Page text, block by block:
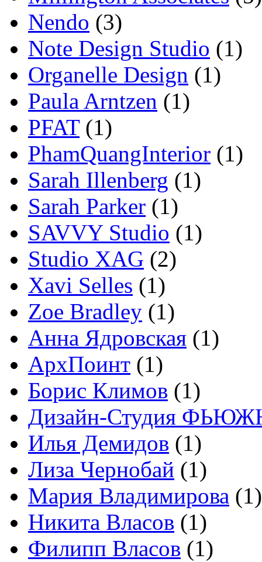
Nendo (3)
Note Design Studio (1)
Organelle Design (1)
Paula Arntzen (1)
PFAT(1)
PhamQuangInterior (1)
Sarah Illenberg (1)
Sarah Parker (1)
SAVVY Studio (1)
Studio XAG (2)
Xavi Selles (1)
Zoe Bradley (1)
Анна Ядровская (1)
АрхПоинт (1)
Борис Климов (1)
Дизайн-Студия
Илья Демидов (1)
Лиза Чернобай (1)
Мария Владимирова (1)
Никита Власов (1)
Филипп Власов (1)